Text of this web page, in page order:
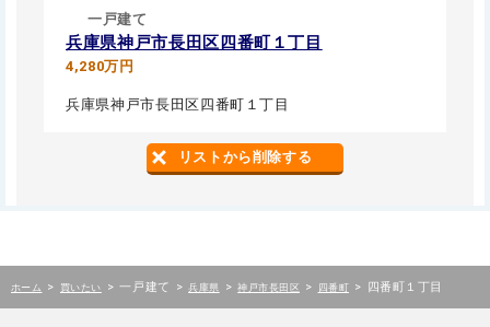
一戸建て
兵庫県神戸市長田区四番町１丁目
4,280万円
兵庫県神戸市長田区四番町１丁目
リストから削除する
ホーム > 買いたい > 一戸建て > 兵庫県 > 神戸市長田区 > 四番町 > 四番町１丁目